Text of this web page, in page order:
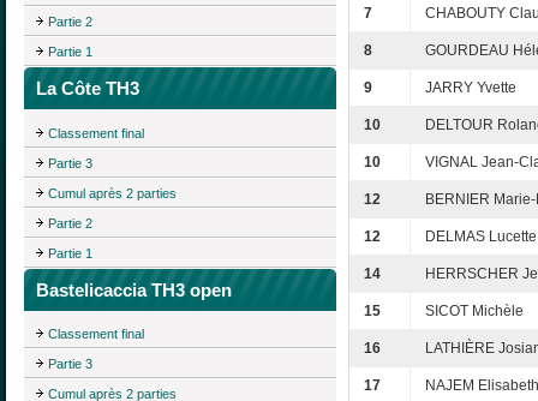
Partie 2
Partie 1
La Côte TH3
Classement final
Partie 3
Cumul après 2 parties
Partie 2
Partie 1
Bastelicaccia TH3 open
Classement final
Partie 3
Cumul après 2 parties
7 CHABOUTY
8 GOURDEAU
9 JARRY Yvette
10 DELTOUR
10 VIGNAL Jean-
12 BERNIER
12 DELMAS Lucette
14 HERRSCHER
15 SICOT Michèle
16 LATHIÈRE
17 NAJEM Elisabeth